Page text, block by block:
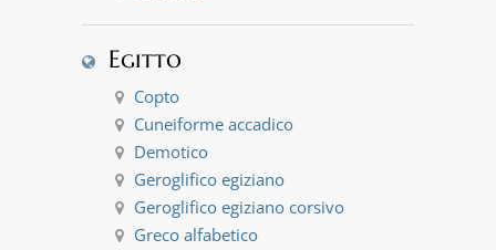
Egitto
Copto
Cuneiforme accadico
Demotico
Geroglifico egiziano
Geroglifico egiziano corsivo
Greco alfabetico